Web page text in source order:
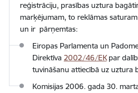
reģistrāciju, prasības uztura
marķējumam, to reklāmas
un ir pārņemtas:
Eiropas Parlamenta un
Direktīva 2002/46/EKpar
tuvināšanu attiecībā uz uztura
Komisijas 2006. gada 30.